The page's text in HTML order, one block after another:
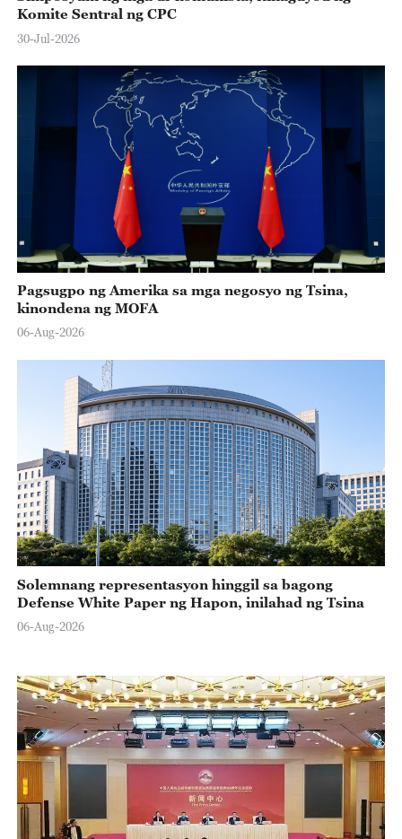
Komite Sentral ng CPC
30-Jul-2026
Pagsugpo ng Amerika sa mga negosyo ng Tsina,
kinondena ng MOFA
06-Aug-2026
Solemnang representasyon hinggil sa bagong
Defense White Paper ng Hapon, inilahad ng Tsina
06-Aug-2026